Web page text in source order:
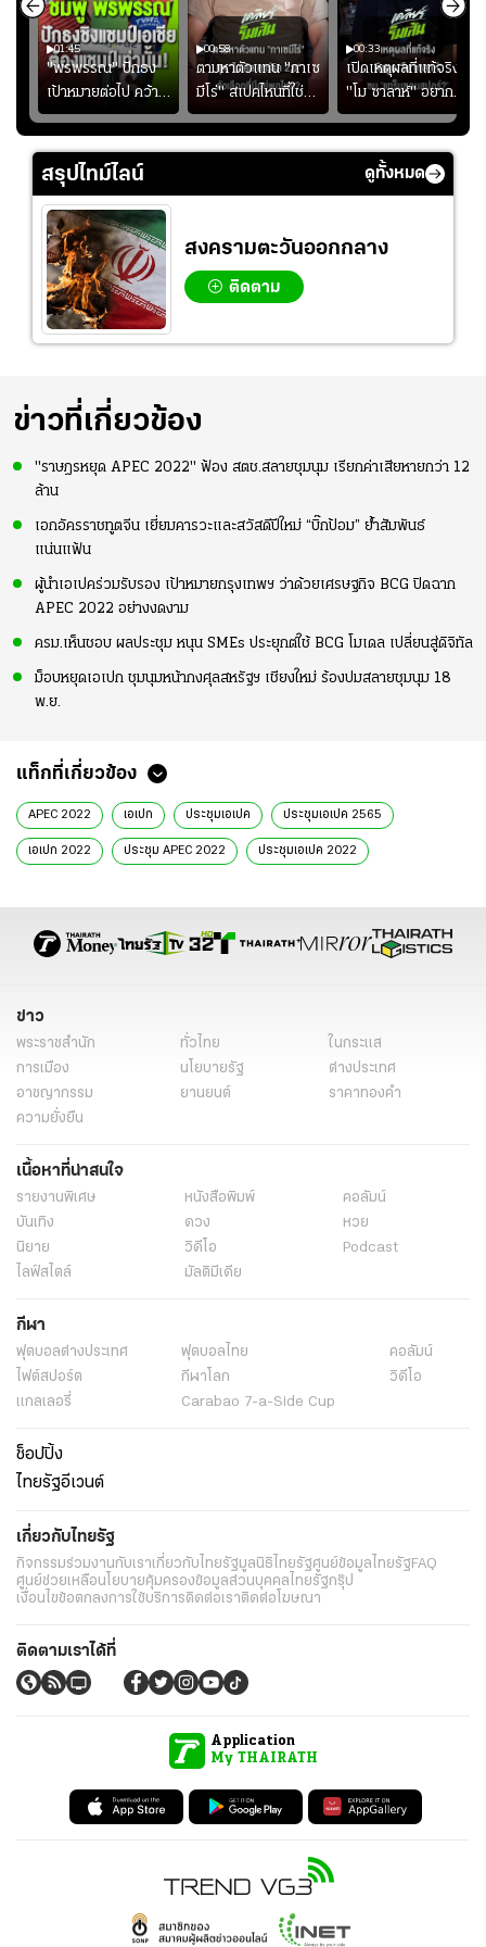
01:45
"พรพรรณ" ปักธง
เป้าหมายต่อไป คว้า
แชมป์ชิงแชมป์
เอเชีย เพื่อตั๋ว
โอลิมปิก
00:58
ตามหาตัวแทน "กาเซ
มีโร่" สเปคไหนที่ใช่
สำหรับแมนยูยุค
"คาร์ริค 2.0"?
00:33
เปิดเหตุผลที่แท้จริงที่
"โม ซาลาห์" อยาก
ย้ายซบ "แทร็บซอนส
ปอร์"
สรุปไทม์ไลน์ ดูทั้งหมด
สงครามตะวันออกกลาง
ติดตาม
ข่าวที่เกี่ยวข้อง
"ราษฎรหยุด APEC 2022" ฟ้อง สตช.สลายชุมนุม เรียกค่าเสียหายกว่า 12
ล้าน
เอกอัครราชทูตจีน เยี่ยมคารวะและสวัสดีปีใหม่ “บิ๊กป้อม” ย้ำสัมพันธ์
แน่นแฟ้น
ผู้นำเอเปคร่วมรับรอง เป้าหมายกรุงเทพฯ ว่าด้วยเศรษฐกิจ BCG ปิดฉาก
APEC 2022 อย่างงดงาม
ครม.เห็นชอบ ผลประชุม หนุน SMEs ประยุกต์ใช้ BCG โมเดล เปลี่ยนสู่ดิจิทัล
ม็อบหยุดเอเปก ชุมนุมหน้ากงศุลสหรัฐฯ เชียงใหม่ ร้องปมสลายชุมนุม 18
พ.ย.
แท็กที่เกี่ยวข้อง
APEC 2022 เอเปก ประชุมเอเปค ประชุมเอเปค 2565
เอเปก 2022 ประชุม APEC 2022 ประชุมเอเปค 2022
ทักษิณ ชินวัตร จิราพร สินธุไพร ข่าวทั่วไป
ข่าว
พระราชสำนัก ทั่วไทย
ในกระแส
การเมือง
นโยบายรัฐ
ต่างประเทศ
อาชญากรรม
ยานยนต์
ราคาทองคำ
ความยั่งยืน
เนื้อหาที่น่าสนใจ
รายงานพิเศษ หนังสือพิมพ์
คอลัมน์
บันเทิง
ดวง
หวย
นิยาย
วิดีโอ
Podcast
ไลฟ์สไตล์
มัลติมีเดีย
กีฬา
ฟุตบอลต่่างประเทศ ฟุตบอลไทย
คอลัมน์
ไฟต์สปอร์ต
กีฬาโลก
วิดีโอ
แกลเลอรี่
Carabao 7-a-Side Cup
ช็อปปิ้ง
ไทยรัฐอีเวนต์
เกี่ยวกับไทยรัฐ
กิจกรรมร่วมงานกับเราเกี่ยวกับไทยรัฐมูลนิธิไทยรัฐศูนย์ข้อมูลไทยรัฐFAQ
ศูนย์ช่วยเหลือนโยบายคุ้มครองข้อมูลส่วนบุคคลไทยรัฐกรุ๊ป
เงื่อนไขข้อตกลงการใช้บริการติดต่อเราติดต่อโฆษณา
ติดตามเราได้ที่
Application
My THAIRATH